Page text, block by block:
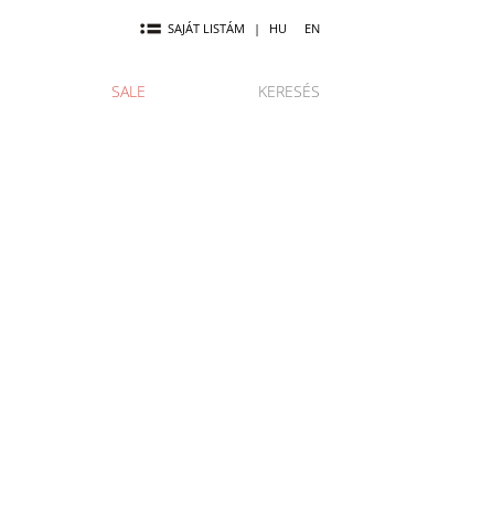
SAJÁT LISTÁM | HU EN
SALE KERESÉS